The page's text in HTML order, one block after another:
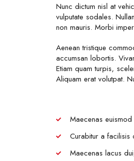
Nunc dictum nisl at
vulputate sodales.
non mauris. Morbi
Aenean tristique
accumsan lobortis.
Etiam quam turpis,
Aliquam erat volutpat.
Maecenas
Curabitur a facilisis
Maecenas lacus